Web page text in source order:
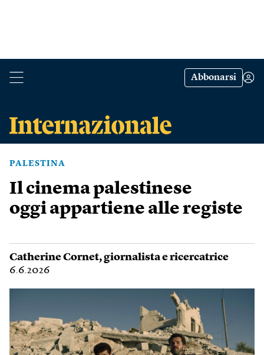
Abbonarsi
PALESTINA
Il cinema palestinese
oggi appartiene alle registe
Catherine Cornet, giornalista e ricercatrice
6.6.2026